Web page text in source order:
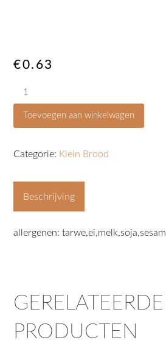
€0.63
Bruine
bol
gesorteerd
Toevoegen aan winkelwagen
Categorie: Klein Brood
Beschrijving
allergenen: tarwe,ei,melk,soja,sesam
GERELATEERDE
PRODUCTEN